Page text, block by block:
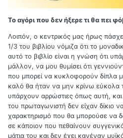
Το αγόρι που δεν ήξερε τι θα πει
Λοιπόν, ο κεντρικός μας ήρως
1/3 του βιβλίου νόμιζα ότι το
αυτό το βιβλίο είναι η γνώση ότι
μάλλον, να μου θυμίσει ότι
που μπορεί να κυκλοφορούν δίπλα
καλό θα ήταν να μην κρίνω εύκολα
υπάρχουν αρρώστιες όπως αυτή,
του πρωταγωνιστή δεν είχαν δίκιο
χαρακτηρισμό που θα μπορούσε να
σε κάποιον που πεθαίνουν
μάτια του και δεν έχει κανέναν